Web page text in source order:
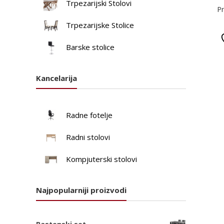
Trpezarijski Stolovi
Trpezarijske Stolice
Barske stolice
Kancelarija
Radne fotelje
Radni stolovi
Kompjuterski stolovi
Najpopularniji proizvodi